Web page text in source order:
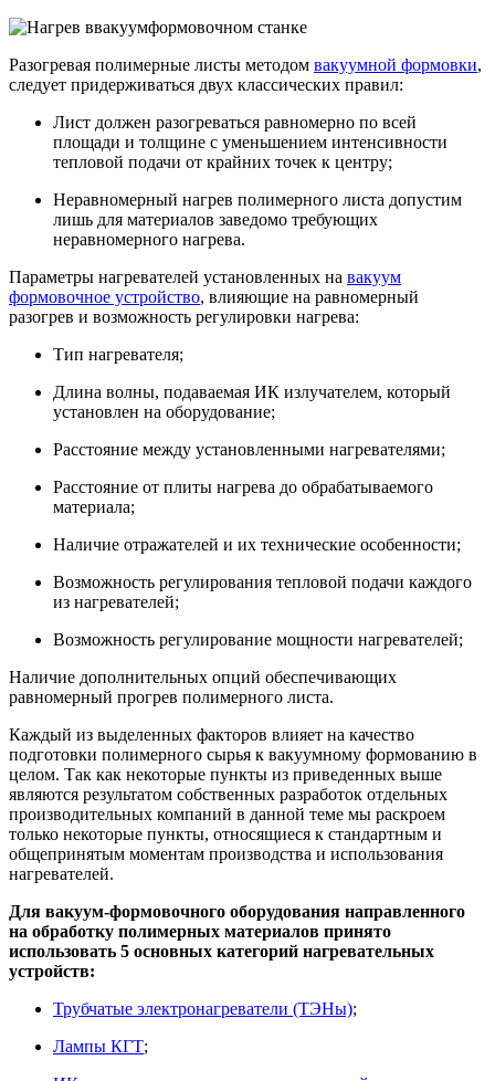
Разогревая полимерные листы методом вакуумной формовки,
следует придерживаться двух классических правил:
Лист должен разогреваться равномерно по всей
площади и толщине с уменьшением интенсивности
тепловой подачи от крайних точек к центру;
Неравномерный нагрев полимерного листа допустим
лишь для материалов заведомо требующих
неравномерного нагрева.
Параметры нагревателей установленных на вакуум
формовочное устройство, влияющие на равномерный
разогрев и возможность регулировки нагрева:
Тип нагревателя;
Длина волны, подаваемая ИК излучателем, который
установлен на оборудование;
Расстояние между установленными нагревателями;
Расстояние от плиты нагрева до обрабатываемого
материала;
Наличие отражателей и их технические особенности;
Возможность регулирования тепловой подачи каждого
из нагревателей;
Возможность регулирование мощности нагревателей;
Наличие дополнительных опций обеспечивающих
равномерный прогрев полимерного листа.
Каждый из выделенных факторов влияет на качество
подготовки полимерного сырья к вакуумному формованию в
целом. Так как некоторые пункты из приведенных выше
являются результатом собственных разработок отдельных
производительных компаний в данной теме мы раскроем
только некоторые пункты, относящиеся к стандартным и
общепринятым моментам производства и использования
нагревателей.
Для вакуум-формовочного оборудования направленного
на обработку полимерных материалов принято
использовать 5 основных категорий нагревательных
устройств:
Трубчатые электронагреватели (ТЭНы);
Лампы КГТ;